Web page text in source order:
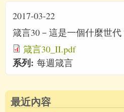
2017-03-22
箴言30－這是一個什麼世代
箴言30_II.pdf
系列: 每週箴言
最近內容